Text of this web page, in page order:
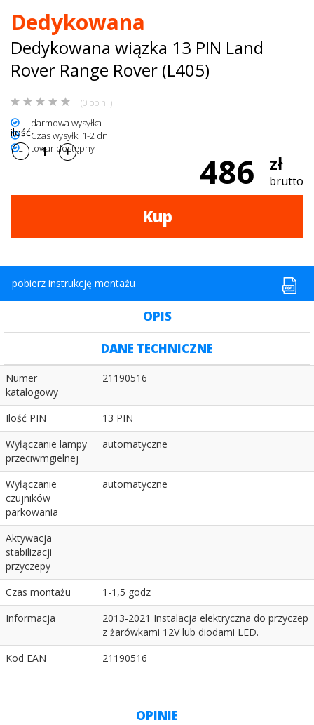
dachowe
AKCESORIA
Turystyka
Przyczepy
Kontakt
Dedykowana
Dedykowana wiązka 13 PIN Land
Rover Range Rover (L405)
(0 opinii)
darmowa wysyłka
Czas wysyłki 1-2 dni
towar dostępny
486 zł
brutto
ilość
Kup
pobierz instrukcję montażu
OPIS
DANE TECHNICZNE
Numer
katalogowy
21190516
Ilość PIN
13 PIN
Wyłączanie lampy
przeciwmgielnej
automatyczne
Wyłączanie
czujników
parkowania
automatyczne
Aktywacja
stabilizacji
przyczepy
Czas montażu
1-1,5 godz
Informacja
2013-2021 Instalacja elektryczna do przyczep
z żarówkami 12V lub diodami LED.
Kod EAN
21190516
OPINIE